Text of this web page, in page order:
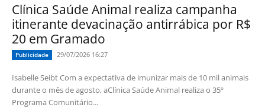
Clínica Saúde Animal realiza campanha
itinerante devacinação antirrábica por R$
20 em Gramado
Publicidade 29/07/2026 16:27
Isabelle Seibt Com a expectativa de imunizar mais de 10 mil animais
durante o mês de agosto, aClínica Saúde Animal realiza o 35º
Programa Comunitário...